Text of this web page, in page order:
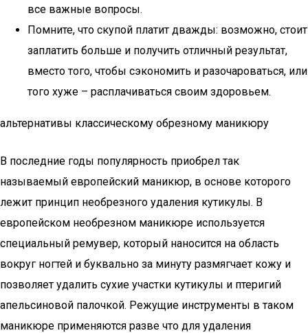
все важные вопросы.
Помните, что скупой платит дважды: возможно, стоит
заплатить больше и получить отличный результат,
вместо того, чтобы сэкономить и разочароваться, или
того хуже – расплачиваться своим здоровьем.
альтернативы классическому обрезному маникюру
В последние годы популярность приобрел так
называемый европейский маникюр, в основе которого
лежит принцип необрезного удаления кутикулы. В
европейском необрезном маникюре используется
специальный ремувер, который наносится на область
вокруг ногтей и буквально за минуту размягчает кожу и
позволяет удалить сухие участки кутикулы и птеригий
апельсиновой палочкой. Режущие инструменты в таком
маникюре применяются разве что для удаления